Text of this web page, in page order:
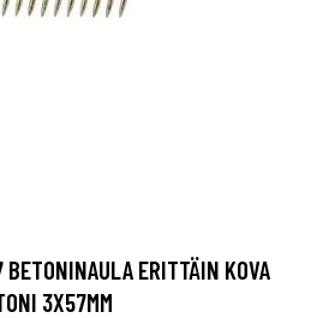
ERITTÄIN KOVA
3X57MM